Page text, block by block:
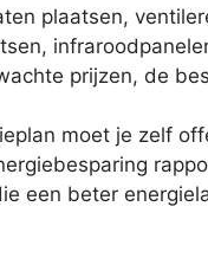
plaatsen,
prijzen, de
moet je zelf
een beter